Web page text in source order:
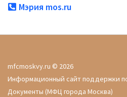
Мэрия mos.ru
mfcmoskvy.ru © 2026
Информационный сайт поддержки
Документы (МФЦ города Москва)